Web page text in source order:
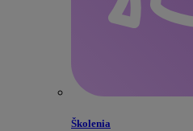
Školenia